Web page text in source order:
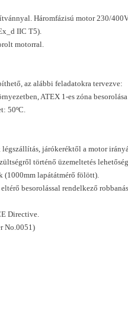
Háromfázisú motor 230/
IIC T5).
motorral.
az alábbi feladatokra tervezve:
ATEX 1-es zóna
50ºC.
járókeréktől a motor
történő üzemeltetés
(1000mm lapátátmérő fölött).
besorolással rendelkező
Directive.
No.0051)